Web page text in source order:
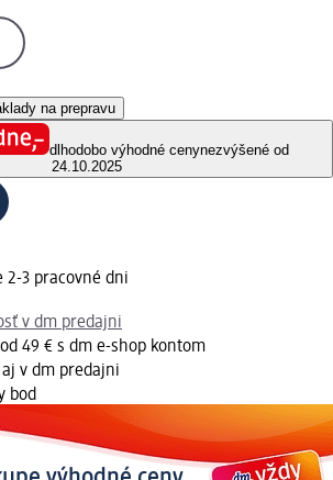
na prepravu
dlhodobo výhodné cenynezvýšené od
24.10.2025
2-3 pracovné dni
v dm predajni
49 € s dm e-shop kontom
v dm predajni
bod